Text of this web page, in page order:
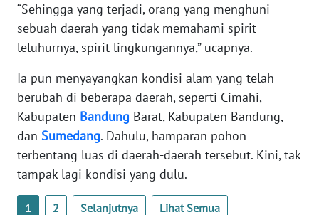
“Sehingga yang terjadi, orang yang menghuni
sebuah daerah yang tidak memahami spirit
leluhurnya, spirit lingkungannya,” ucapnya.
Ia pun menyayangkan kondisi alam yang telah
berubah di beberapa daerah, seperti Cimahi,
Kabupaten Bandung Barat, Kabupaten Bandung,
dan Sumedang. Dahulu, hamparan pohon
terbentang luas di daerah-daerah tersebut. Kini, tak
tampak lagi kondisi yang dulu.
1 2 Selanjutnya Lihat Semua
WN
SULBAR
BABEL
WN
SUMBAR
WN